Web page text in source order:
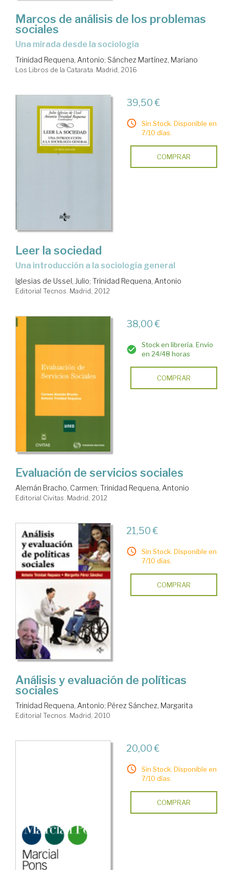
Marcos de análisis de los problemas
sociales
una mirada desde la sociología
Trinidad Requena, Antonio; Sánchez Martínez, Mariano
Los Libros de la Catarata. Madrid, 2016
39,50 €
Sin Stock. Disponible en
7/10 días.
COMPRAR
Leer la sociedad
una introducción a la sociología general
Iglesias de Ussel, Julio; Trinidad Requena, Antonio
Editorial Tecnos. Madrid, 2012
38,00 €
Stock en librería. Envío
en 24/48 horas
COMPRAR
Evaluación de servicios sociales
Alemán Bracho, Carmen; Trinidad Requena, Antonio
Editorial Civitas. Madrid, 2012
21,50 €
Sin Stock. Disponible en
7/10 días.
COMPRAR
Análisis y evaluación de políticas
sociales
Trinidad Requena, Antonio; Pérez Sánchez, Margarita
Editorial Tecnos. Madrid, 2010
20,00 €
Sin Stock. Disponible en
7/10 días.
COMPRAR